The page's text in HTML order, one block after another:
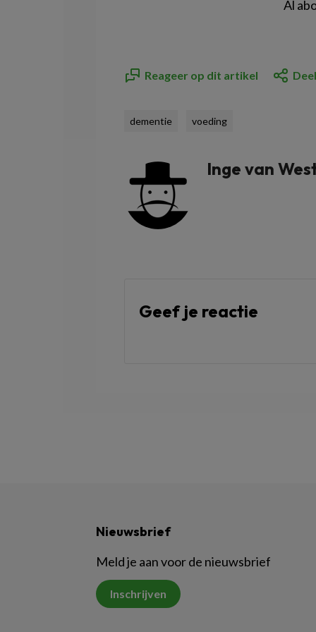
Al
Reageer op dit artikel
dementie voeding
Inge van
Geef je reactie
Nieuwsbrief
Meld je aan voor de nieuwsbrief
Inschrijven